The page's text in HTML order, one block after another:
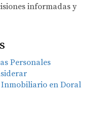
informadas y
Personales
en Doral